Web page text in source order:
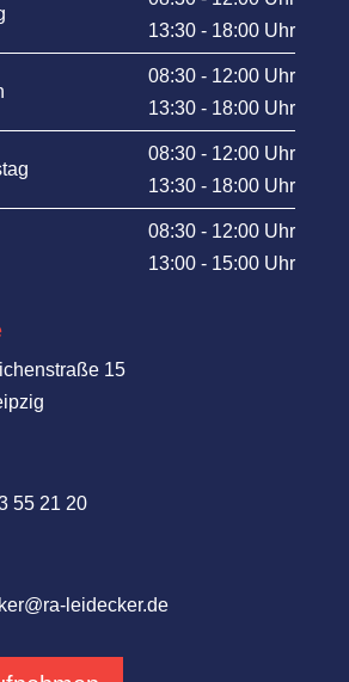
13:30 - 18:00 Uhr
08:30 - 12:00 Uhr
13:30 - 18:00 Uhr
08:30 - 12:00 Uhr
13:30 - 18:00 Uhr
08:30 - 12:00 Uhr
13:00 - 15:00 Uhr
15
55 21 20
leidecker.de